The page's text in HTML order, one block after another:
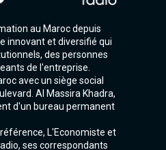
au Maroc depuis
innovant et diversifié qui
des personnes
de l'entreprise.
avec un siège social
Al Massira Khadra,
d'un bureau permanent
L'Economiste et
ses correspondants